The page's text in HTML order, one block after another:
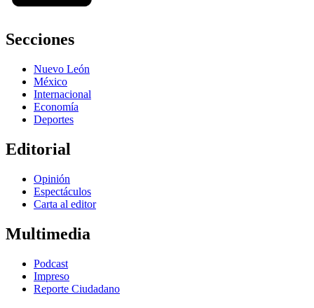
Secciones
Nuevo León
México
Internacional
Economía
Deportes
Editorial
Opinión
Espectáculos
Carta al editor
Multimedia
Podcast
Impreso
Reporte Ciudadano